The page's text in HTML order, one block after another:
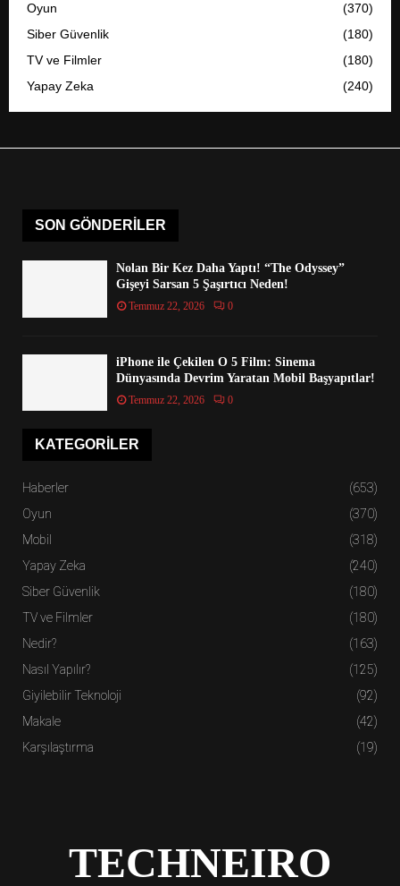
Oyun
(370)
Siber Güvenlik
(180)
TV ve Filmler
(180)
Yapay Zeka
(240)
SON GÖNDERILER
Nolan Bir Kez Daha Yaptı! “The Odyssey”
Gişeyi Sarsan 5 Şaşırtıcı Neden!
Temmuz 22, 2026 0
iPhone ile Çekilen O 5 Film: Sinema
Dünyasında Devrim Yaratan Mobil Başyapıtlar!
Temmuz 22, 2026 0
KATEGORILER
Haberler
(653)
Oyun
(370)
Mobil
(318)
Yapay Zeka
(240)
Siber Güvenlik
(180)
TV ve Filmler
(180)
Nedir?
(163)
Nasıl Yapılır?
(125)
Giyilebilir Teknoloji
(92)
Makale
(42)
Karşılaştırma
(19)
TECHNEIRO